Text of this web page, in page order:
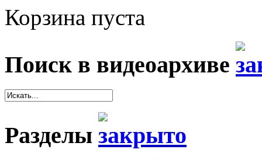
Корзина пуста
Поиск в видеоархиве
Разделы